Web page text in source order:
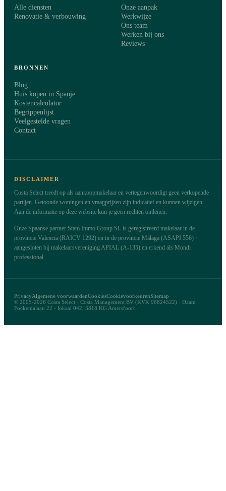
Alle diensten
Renovatie & verbouwing
Onze aanpak
Werkwijze
Ons team
Werken bij ons
Reviews
BRONNEN
Blog
Huis kopen in Spanje
Kostencalculator
Begrippenlijst
Veelgestelde vragen
Contact
DISCLAIMER
Costa Select treedt op als aankoopmakelaar en vertegenwoordigt geen verkopende
partijen. Getoonde woningen en vraagprijzen zijn indicatief en kunnen wijzigen.
Aan de informatie op deze website kun je geen rechten ontlenen.
Onze Spaanse partner Stam Immo Group SL is geregistreerd makelaar in de
provincie Valencia (RAICV 1292) en in de provincie Málaga (ASAPI 556) ·
aangesloten bij makelaarsvereniging APIAL (A-135) en erkend als Mondi
professional
© 2005-2026 Costa Select · Costa Management BV (KVK 96824522) · Daam
Fockemalaan 22 - lokaal 042, 3818 KG Amersfoort
PrivacyAlgemene voorwaardenCookiesCookievoorkeurenSitemap